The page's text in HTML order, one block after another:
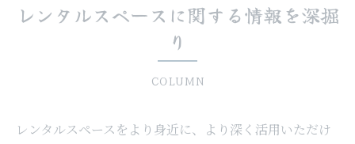
レンタルスペースに関する情報を深掘
り
COLUMN
レンタルスペースをより身近に、より深く活用いただけ